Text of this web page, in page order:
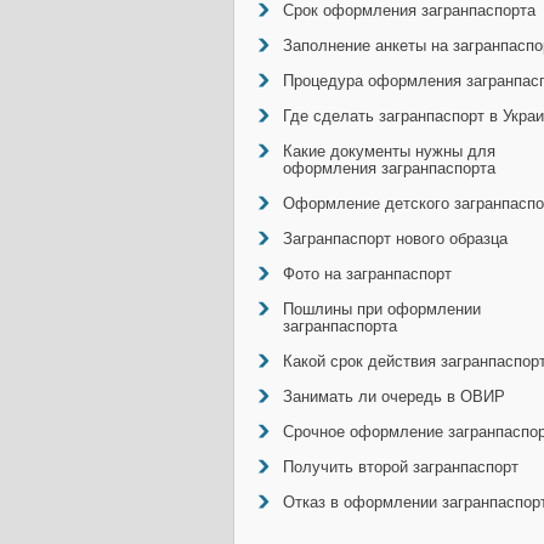
Срок оформления загранпаспорта
Заполнение анкеты на
Процедура оформления
Где сделать загранпаспорт в
Какие документы нужны для
оформления загранпаспорта
Оформление детского
Загранпаспорт нового образца
Фото на загранпаспорт
Пошлины при оформлении
загранпаспорта
Какой срок действия
Занимать ли очередь в ОВИР
Срочное оформление
Получить второй загранпаспорт
Отказ в оформлении